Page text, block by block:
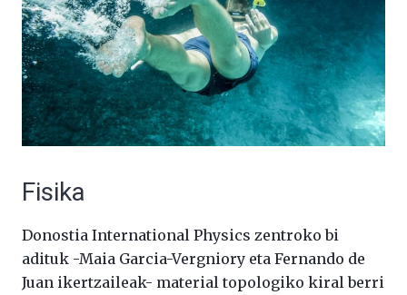
Fisika
Donostia International Physics zentroko bi
adituk -Maia Garcia-Vergniory eta Fernando de
Juan ikertzaileak- material topologiko kiral berri